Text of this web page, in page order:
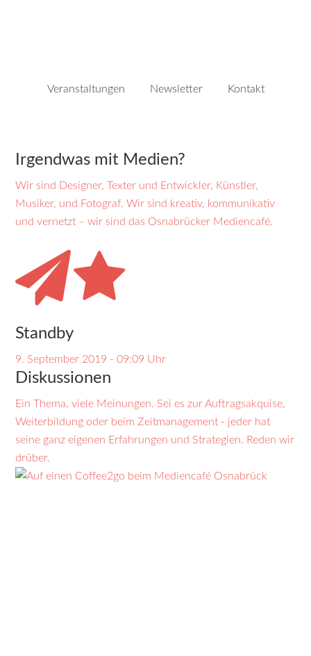
Veranstaltungen Newsletter Kontakt
Irgendwas mit Medien?
Wir sind Designer, Texter und Ent­wickler, Künstler,
Musiker, und Foto­graf. Wir sind kreativ, kommu­nika­tiv
und vernetzt – wir sind das Osna­brücker Medien­café.
Standby
9. September 2019 - 09:09 Uhr
Diskussionen
Ein Thema, viele Meinungen. Sei es zur Auftrags­akquise,
Weiter­bildung oder beim Zeit­manage­ment - jeder hat
seine ganz eigenen Erfahrungen und Strategien. Reden wir
drüber.